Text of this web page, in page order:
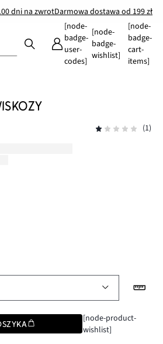
dni na zwrotDarmowa dostawa od 199 zł
[node-
badge-
user-
codes]
[node-
badge-
wishlist]
[node-
badge-
cart-
items]
(1)
[node-product-
wishlist]